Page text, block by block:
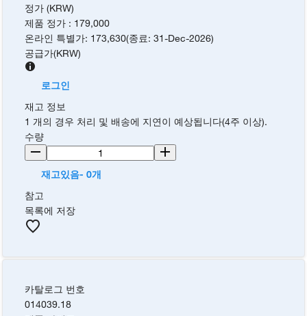
정가 (KRW)
제품 정가 : 179,000
온라인 특별가: 173,630(종료:31-Dec-2026)
공급가(KRW)
로그인
재고 정보
1 개의 경우 처리 및 배송에 지연이 예상됩니다(4주 이상).
수량
재고있음- 0개
참고
목록에 저장
카탈로그 번호
014039.18